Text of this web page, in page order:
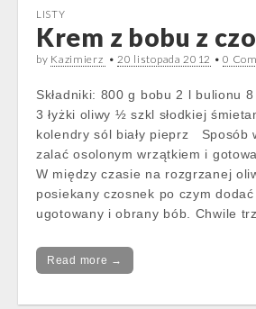
LISTY
Krem z bobu z
by Kazimierz •20 listopada 2012 •0
Składniki: 800 g bobu 2 l bulionu
3 łyżki oliwy ½ szkl słodkiej
kolendry sól biały pieprz Sposób
zalać osolonym wrzątkiem i
W między czasie na rozgrzanej
posiekany czosnek po czym
ugotowany i obrany bób. Chwile
Read more →